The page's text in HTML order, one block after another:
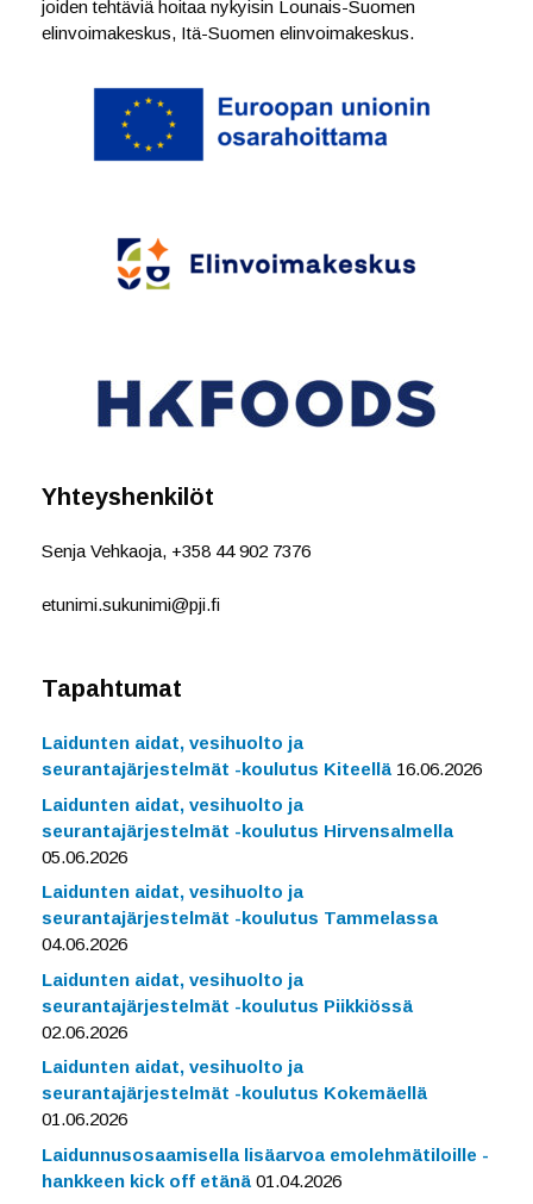
joiden tehtäviä hoitaa nykyisin Lounais-Suomen
elinvoimakeskus, Itä-Suomen elinvoimakeskus.
Yhteyshenkilöt
Senja Vehkaoja, +358 44 902 7376
etunimi.sukunimi@pji.fi
Tapahtumat
Laidunten aidat, vesihuolto ja
seurantajärjestelmät -koulutus Kiteellä 16.06.2026
Laidunten aidat, vesihuolto ja
seurantajärjestelmät -koulutus Hirvensalmella
05.06.2026
Laidunten aidat, vesihuolto ja
seurantajärjestelmät -koulutus Tammelassa
04.06.2026
Laidunten aidat, vesihuolto ja
seurantajärjestelmät -koulutus Piikkiössä
02.06.2026
Laidunten aidat, vesihuolto ja
seurantajärjestelmät -koulutus Kokemäellä
01.06.2026
Laidunnusosaamisella lisäarvoa emolehmätiloille -
hankkeen kick off etänä 01.04.2026